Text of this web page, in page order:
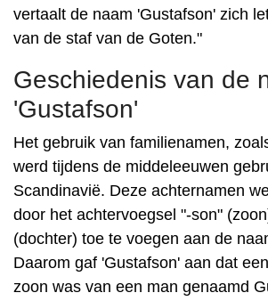
vertaalt de naam 'Gustafson' zich
van de staf van de Goten."
Geschiedenis van de
'Gustafson'
Het gebruik van familienamen,
werd tijdens de middeleeuwen
Scandinavië. Deze achternamen
door het achtervoegsel "-son"
(dochter) toe te voegen aan de
Daarom gaf 'Gustafson' aan dat
zoon was van een man genaamd